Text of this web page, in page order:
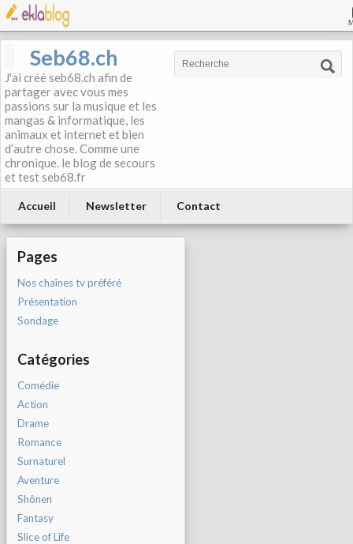
Seb68.ch
J'ai créé seb68.ch afin de
partager avec vous mes
passions sur la musique et les
mangas & informatique, les
animaux et internet et bien
d’autre chose. Comme une
chronique. le blog de secours
et test seb68.fr
Accueil Newsletter Contact
Pages
Nos chaînes tv préféré
Présentation
Sondage
Catégories
Comédie
Action
Drame
Romance
Surnaturel
Aventure
Shônen
Fantasy
Slice of Life